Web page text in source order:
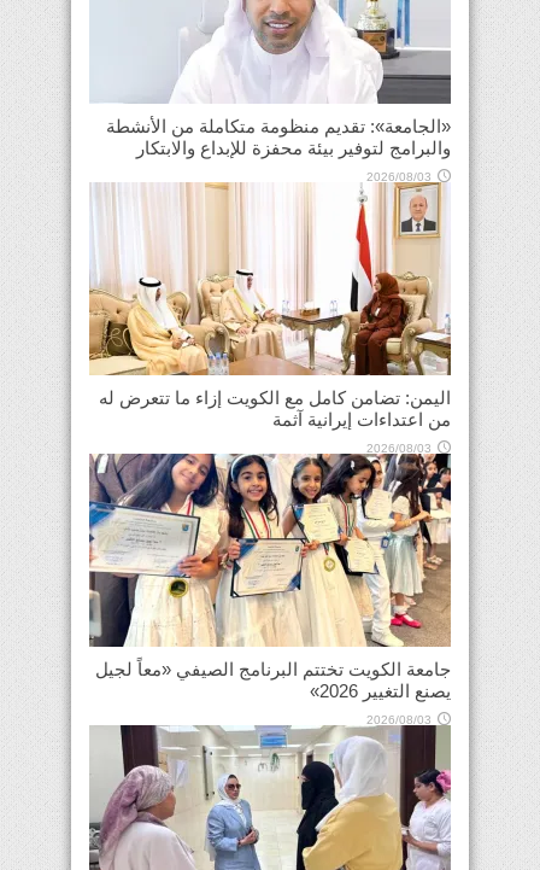
«الجامعة»: تقديم منظومة متكاملة من الأنشطة
والبرامج لتوفير بيئة محفزة للإبداع والابتكار
2026/08/03
اليمن: تضامن كامل مع الكويت إزاء ما تتعرض له
من اعتداءات إيرانية آثمة
2026/08/03
جامعة الكويت تختتم البرنامج الصيفي «معاً لجيل
يصنع التغيير 2026»
2026/08/03